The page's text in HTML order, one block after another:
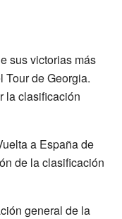
sus victorias más
Tour de Georgia.
la clasificación
a España de
de la clasificación
general de la